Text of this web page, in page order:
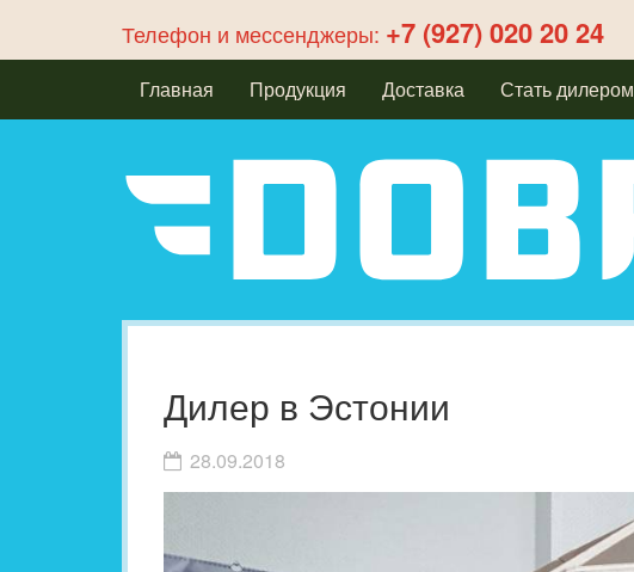
Телефон и мессенджеры: +7 (927) 020 20 24
Главная Продукция Доставка Стать дилером
Дилер в Эстонии
28.09.2018